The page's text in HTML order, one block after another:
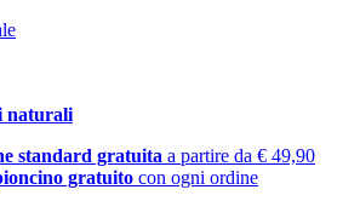
naturali
standard gratuita a partire da € 49,90
gratuito con ogni ordine